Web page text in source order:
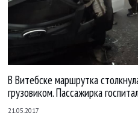
В Витебске маршрутка
грузовиком. Пассажирка
21.05.2017